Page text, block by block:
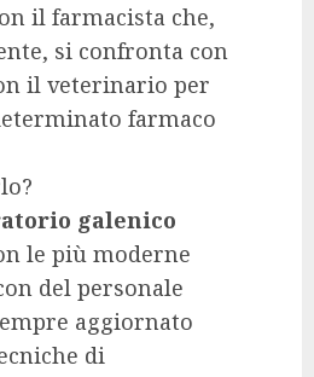
il farmacista che,
si confronta con
il veterinario per
farmaco
galenico
le più moderne
del personale
aggiornato
di